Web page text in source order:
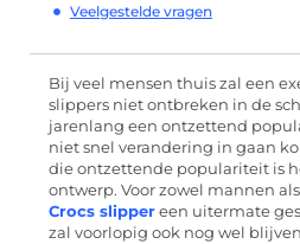
Veelgestelde vragen
Bij veel mensen thuis zal een
slippers niet ontbreken in de
jarenlang een ontzettend
niet snel verandering in gaan
die ontzettende populariteit is
ontwerp. Voor zowel mannen
Crocs slipper een uitermate
zal voorlopig ook nog wel